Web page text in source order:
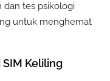
dan tes psikologi
untuk menghemat
SIM Keliling